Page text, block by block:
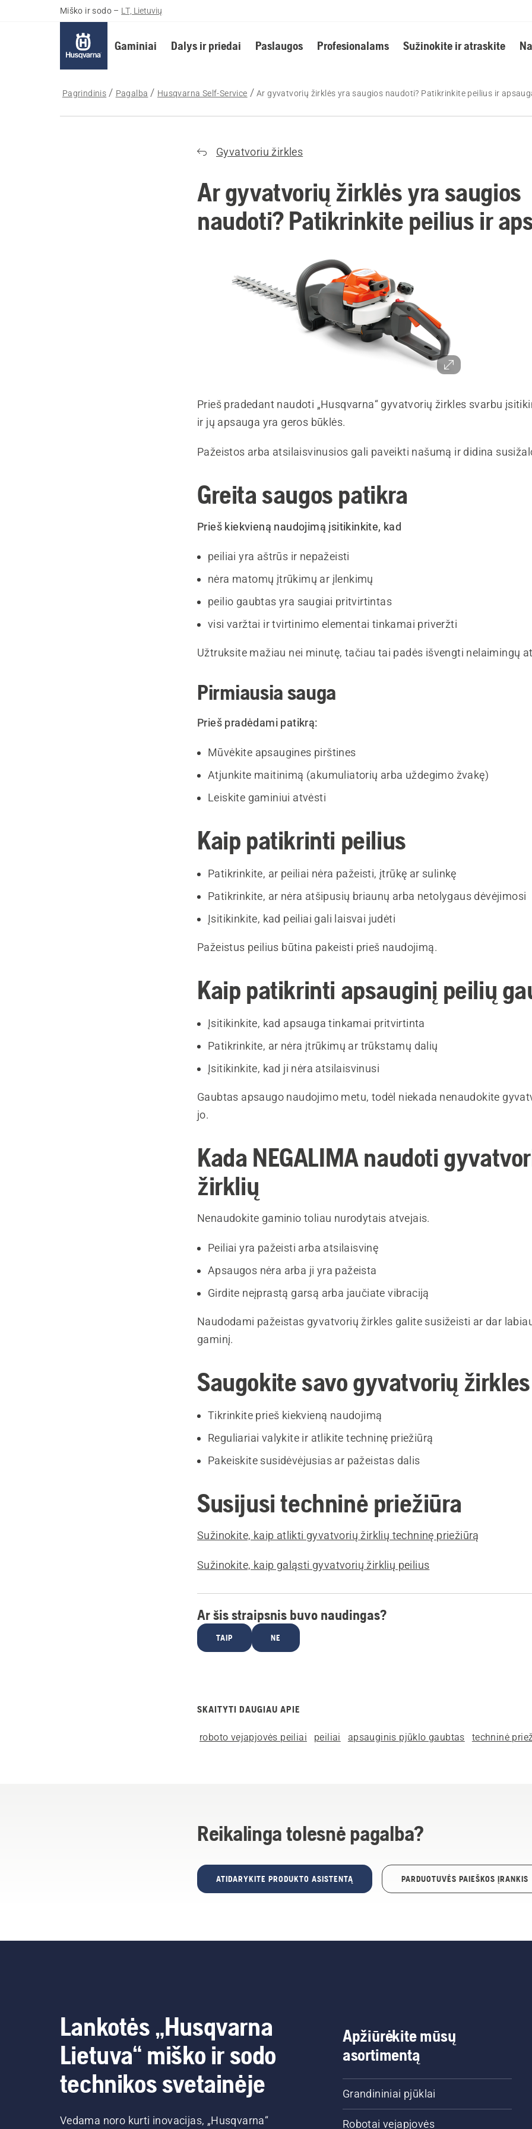
Miško ir sodo – LT, Lietuvių
Gaminiai Dalys ir priedai Paslaugos Profesionalams Sužinokite ir atraskite
Pagrindinis Pagalba Husqvarna Self-Service Ar gyvatvorių žirklės yra saugios naudoti? Patikrinkite peilius ir
Gyvatvoriu žirkles
Ar gyvatvorių žirklės yra saugios
naudoti? Patikrinkite peilius ir
Prieš pradedant naudoti „Husqvarna“ gyvatvorių žirkles svarbu
ir jų apsauga yra geros būklės.
Pažeistos arba atsilaisvinusios gali paveikti našumą ir didina
Greita saugos patikra
Prieš kiekvieną naudojimą įsitikinkite, kad
peiliai yra aštrūs ir nepažeisti
nėra matomų įtrūkimų ar įlenkimų
peilio gaubtas yra saugiai pritvirtintas
visi varžtai ir tvirtinimo elementai tinkamai priveržti
Užtruksite mažiau nei minutę, tačiau tai padės išvengti nelaimingų
Pirmiausia sauga
Prieš pradėdami patikrą:
Mūvėkite apsaugines pirštines
Atjunkite maitinimą (akumuliatorių arba uždegimo žvakę)
Leiskite gaminiui atvėsti
Kaip patikrinti peilius
Patikrinkite, ar peiliai nėra pažeisti, įtrūkę ar sulinkę
Patikrinkite, ar nėra atšipusių briaunų arba netolygaus dėvėjimosi
Įsitikinkite, kad peiliai gali laisvai judėti
Pažeistus peilius būtina pakeisti prieš naudojimą.
Kaip patikrinti apsauginį peilių
Įsitikinkite, kad apsauga tinkamai pritvirtinta
Patikrinkite, ar nėra įtrūkimų ar trūkstamų dalių
Įsitikinkite, kad ji nėra atsilaisvinusi
Gaubtas apsaugo naudojimo metu, todėl niekada nenaudokite
jo.
Kada NEGALIMA naudoti
žirklių
Nenaudokite gaminio toliau nurodytais atvejais.
Peiliai yra pažeisti arba atsilaisvinę
Apsaugos nėra arba ji yra pažeista
Girdite neįprastą garsą arba jaučiate vibraciją
Naudodami pažeistas gyvatvorių žirkles galite susižeisti ar dar
gaminį.
Saugokite savo gyvatvorių žirkles
Tikrinkite prieš kiekvieną naudojimą
Reguliariai valykite ir atlikite techninę priežiūrą
Pakeiskite susidėvėjusias ar pažeistas dalis
Susijusi techninė priežiūra
Sužinokite, kaip atlikti gyvatvorių žirklių techninę priežiūrą
Sužinokite, kaip galąsti gyvatvorių žirklių peilius
Ar šis straipsnis buvo naudingas?
TAIP NE
SKAITYTI DAUGIAU APIE
roboto vejapjovės peiliai peiliai apsauginis pjūklo gaubtas techninė
Reikalinga tolesnė pagalba?
ATIDARYKITE PRODUKTO ASISTENTĄ PARDUOTUVĖS PAIEŠKOS ĮRANKIS
Lankotės „Husqvarna
Lietuva“ miško ir sodo
technikos svetainėje
Vedama noro kurti inovacijas, „Husqvarna“
Apžiūrėkite mūsų
asortimentą
Grandininiai pjūklai
Robotai vejapjovės